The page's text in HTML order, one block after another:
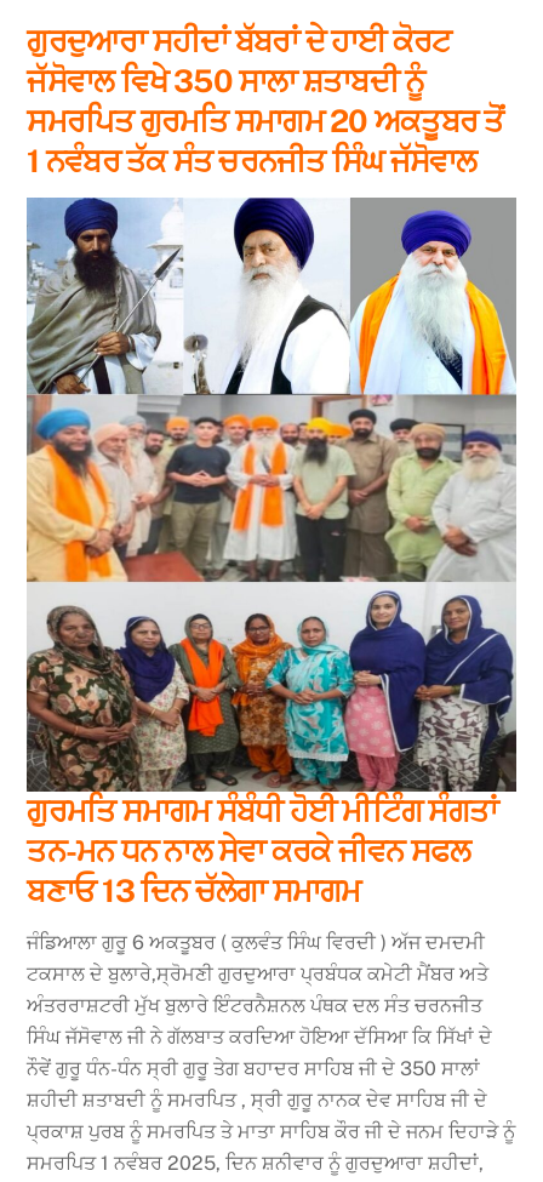
ਗੁਰਦੁਆਰਾ ਸਹੀਦਾਂ ਬੱਬਰਾਂ ਦੇ ਹਾਈ ਕੋਰਟ
ਜੱਸੋਵਾਲ ਵਿਖੇ 350 ਸਾਲਾ ਸ਼ਤਾਬਦੀ ਨੂੰ
ਸਮਰਪਿਤ ਗੁਰਮਤਿ ਸਮਾਗਮ 20 ਅਕਤੂਬਰ ਤੋਂ
1 ਨਵੰਬਰ ਤੱਕ ਸੰਤ ਚਰਨਜੀਤ ਸਿੰਘ ਜੱਸੋਵਾਲ
ਗੁਰਮਤਿ ਸਮਾਗਮ ਸੰਬੰਧੀ ਹੋਈ ਮੀਟਿੰਗ ਸੰਗਤਾਂ
ਤਨ-ਮਨ ਧਨ ਨਾਲ ਸੇਵਾ ਕਰਕੇ ਜੀਵਨ ਸਫਲ
ਬਣਾਓ 13 ਦਿਨ ਚੱਲੇਗਾ ਸਮਾਗਮ
ਜੰਡਿਆਲਾ ਗੁਰੂ 6 ਅਕਤੂਬਰ ( ਕੁਲਵੰਤ ਸਿੰਘ ਵਿਰਦੀ ) ਅੱਜ ਦਮਦਮੀ
ਟਕਸਾਲ ਦੇ ਬੁਲਾਰੇ,ਸ੍ਰੋਮਣੀ ਗੁਰਦੁਆਰਾ ਪ੍ਰਬੰਧਕ ਕਮੇਟੀ ਮੈਂਬਰ ਅਤੇ
ਅੰਤਰਰਾਸ਼ਟਰੀ ਮੁੱਖ ਬੁਲਾਰੇ ਇੰਟਰਨੈਸ਼ਨਲ ਪੰਥਕ ਦਲ ਸੰਤ ਚਰਨਜੀਤ
ਸਿੰਘ ਜੱਸੋਵਾਲ ਜੀ ਨੇ ਗੱਲਬਾਤ ਕਰਦਿਆ ਹੋਇਆ ਦੱਸਿਆ ਕਿ ਸਿੱਖਾਂ ਦੇ
ਨੌਵੇਂ ਗੁਰੂ ਧੰਨ-ਧੰਨ ਸ੍ਰੀ ਗੁਰੂ ਤੇਗ ਬਹਾਦਰ ਸਾਹਿਬ ਜੀ ਦੇ 350 ਸਾਲਾਂ
ਸ਼ਹੀਦੀ ਸ਼ਤਾਬਦੀ ਨੂੰ ਸਮਰਪਿਤ , ਸ੍ਰੀ ਗੁਰੂ ਨਾਨਕ ਦੇਵ ਸਾਹਿਬ ਜੀ ਦੇ
ਪ੍ਰਕਾਸ਼ ਪੁਰਬ ਨੂੰ ਸਮਰਪਿਤ ਤੇ ਮਾਤਾ ਸਾਹਿਬ ਕੌਰ ਜੀ ਦੇ ਜਨਮ ਦਿਹਾੜੇ ਨੂੰ
ਸਮਰਪਿਤ 1 ਨਵੰਬਰ 2025, ਦਿਨ ਸ਼ਨੀਵਾਰ ਨੂੰ ਗੁਰਦੁਆਰਾ ਸ਼ਹੀਦਾਂ,